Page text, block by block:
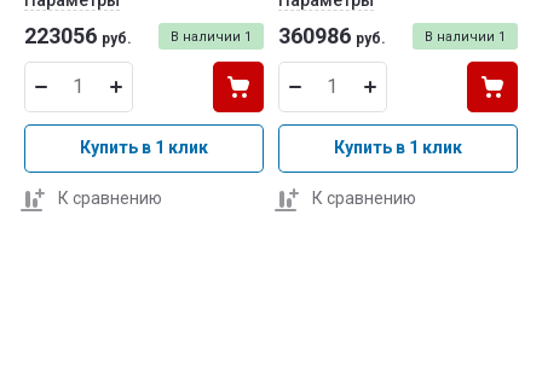
В наличии 1
223056 руб.
Купить в 1 клик
К сравнению
В наличии 1
360986 руб.
Купить в 1 клик
К сравнению